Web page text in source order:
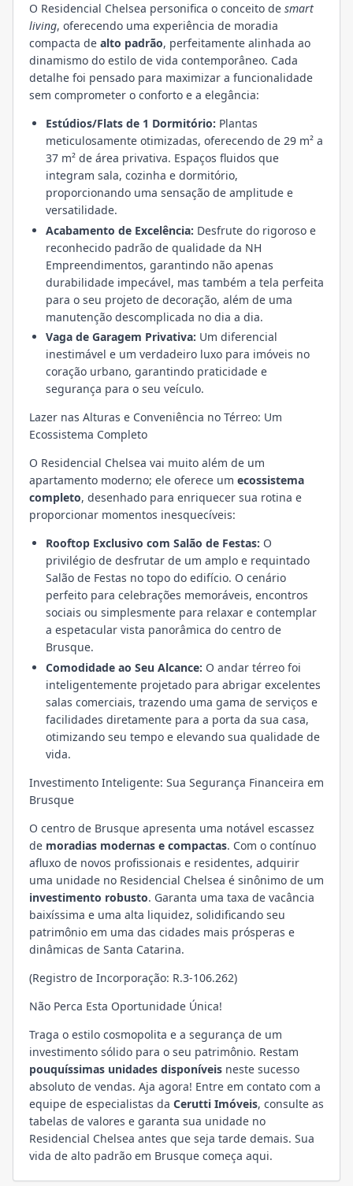
O Residencial Chelsea personifica o conceito de smart
living, oferecendo uma experiência de moradia
compacta de alto padrão, perfeitamente alinhada ao
dinamismo do estilo de vida contemporâneo. Cada
detalhe foi pensado para maximizar a funcionalidade
sem comprometer o conforto e a elegância:
Estúdios/Flats de 1 Dormitório: Plantas
meticulosamente otimizadas, oferecendo de 29 m² a
37 m² de área privativa. Espaços fluidos que
integram sala, cozinha e dormitório,
proporcionando uma sensação de amplitude e
versatilidade.
Acabamento de Excelência: Desfrute do rigoroso e
reconhecido padrão de qualidade da NH
Empreendimentos, garantindo não apenas
durabilidade impecável, mas também a tela perfeita
para o seu projeto de decoração, além de uma
manutenção descomplicada no dia a dia.
Vaga de Garagem Privativa: Um diferencial
inestimável e um verdadeiro luxo para imóveis no
coração urbano, garantindo praticidade e
segurança para o seu veículo.
Lazer nas Alturas e Conveniência no Térreo: Um
Ecossistema Completo
O Residencial Chelsea vai muito além de um
apartamento moderno; ele oferece um ecossistema
completo, desenhado para enriquecer sua rotina e
proporcionar momentos inesquecíveis:
Rooftop Exclusivo com Salão de Festas: O
privilégio de desfrutar de um amplo e requintado
Salão de Festas no topo do edifício. O cenário
perfeito para celebrações memoráveis, encontros
sociais ou simplesmente para relaxar e contemplar
a espetacular vista panorâmica do centro de
Brusque.
Comodidade ao Seu Alcance: O andar térreo foi
inteligentemente projetado para abrigar excelentes
salas comerciais, trazendo uma gama de serviços e
facilidades diretamente para a porta da sua casa,
otimizando seu tempo e elevando sua qualidade de
vida.
Investimento Inteligente: Sua Segurança Financeira em
Brusque
O centro de Brusque apresenta uma notável escassez
de moradias modernas e compactas. Com o contínuo
afluxo de novos profissionais e residentes, adquirir
uma unidade no Residencial Chelsea é sinônimo de um
investimento robusto. Garanta uma taxa de vacância
baixíssima e uma alta liquidez, solidificando seu
patrimônio em uma das cidades mais prósperas e
dinâmicas de Santa Catarina.
(Registro de Incorporação: R.3-106.262)
Não Perca Esta Oportunidade Única!
Traga o estilo cosmopolita e a segurança de um
investimento sólido para o seu patrimônio. Restam
pouquíssimas unidades disponíveis neste sucesso
absoluto de vendas. Aja agora! Entre em contato com a
equipe de especialistas da Cerutti Imóveis, consulte as
tabelas de valores e garanta sua unidade no
Residencial Chelsea antes que seja tarde demais. Sua
vida de alto padrão em Brusque começa aqui.